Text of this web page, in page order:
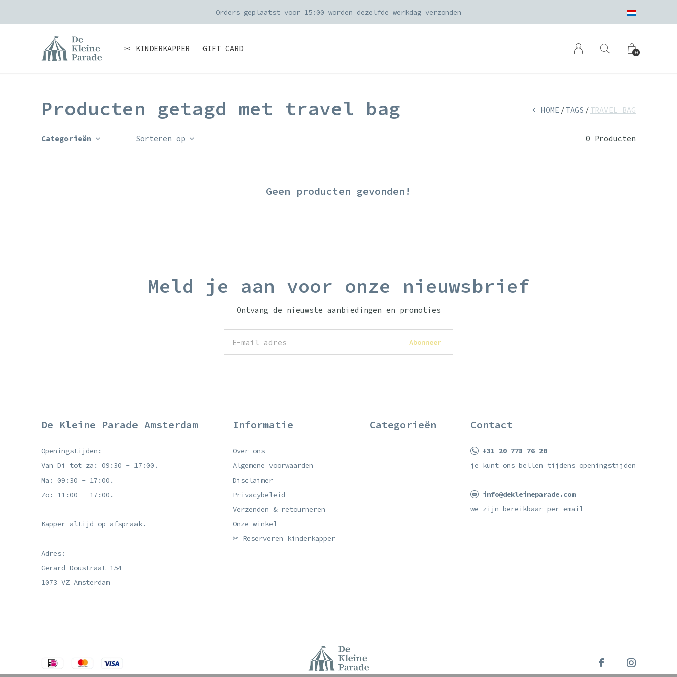
✂ KINDERKAPPER GIFT CARD 0
Orders geplaatst voor 15:00 worden dezelfde werkdag verzonden
Producten getagd met travel bag HOME TAGS TRAVEL BAG
Categorieën Sorteren op 0 Producten
Geen producten gevonden!
Meld je aan voor onze nieuwsbrief
Ontvang de nieuwste aanbiedingen en promoties
Abonneer
De Kleine Parade Amsterdam
Openingstijden:
Van Di tot za: 09:30 - 17:00.
Ma: 09:30 - 17:00.
Zo: 11:00 - 17:00.
Kapper altijd op afspraak.
Adres:
Gerard Doustraat 154
1073 VZ Amsterdam
Informatie
Over ons
Algemene voorwaarden
Disclaimer
Privacybeleid
Verzenden & retourneren
Onze winkel
✂ Reserveren kinderkapper
Categorieën Contact
+31 20 778 76 20
je kunt ons bellen tijdens openingstijden
info@dekleineparade.com
we zijn bereikbaar per email